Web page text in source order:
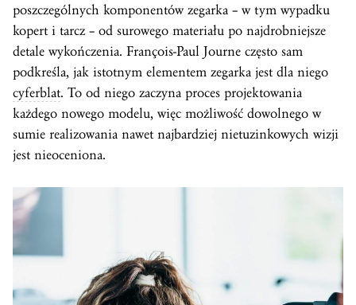
poszczególnych komponentów zegarka – w tym wypadku
kopert i tarcz – od surowego materiału po najdrobniejsze
detale wykończenia. François-Paul Journe często sam
podkreśla, jak istotnym elementem zegarka jest dla niego
cyferblat. To od niego zaczyna proces projektowania
każdego nowego modelu, więc możliwość dowolnego w
sumie realizowania nawet najbardziej nietuzinkowych wizji
jest nieoceniona.